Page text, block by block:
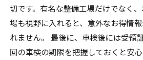
切です。有名な整備工場だけでなく
場も視野に入れると、意外なお得情
れません。 最後に、車検後には受領
回の車検の期限を把握しておくと安